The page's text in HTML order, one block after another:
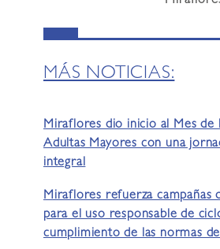
MÁS NOTICIAS:
Miraflores dio inicio al Mes de
Adultas Mayores con una
integral
Miraflores refuerza campañas
para el uso responsable de
cumplimiento de las normas